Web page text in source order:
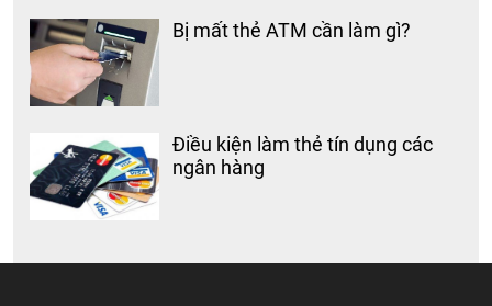
Bị mất thẻ ATM cần làm gì?
Điều kiện làm thẻ tín dụng các
ngân hàng